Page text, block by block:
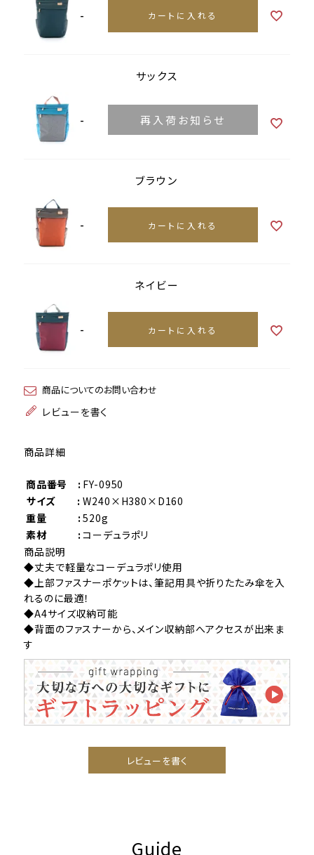
- カートに入れる
サックス
- 再入荷お知らせ
ブラウン
- カートに入れる
ネイビー
- カートに入れる
商品についてのお問い合わせ
レビューを書く
商品詳細
商品番号 : FY-0950
サイズ : W240×H380×D160
重量 : 520g
素材 : コーデュラポリ
商品説明
◆丈夫で軽量なコーデュラポリ使用
◆上部ファスナーポケットは、筆記用具や折りたたみ傘を入
れるのに最適！
◆A4サイズ収納可能
◆背面のファスナーから、メイン収納部へアクセスが出来ま
す
レビューを書く
Guide